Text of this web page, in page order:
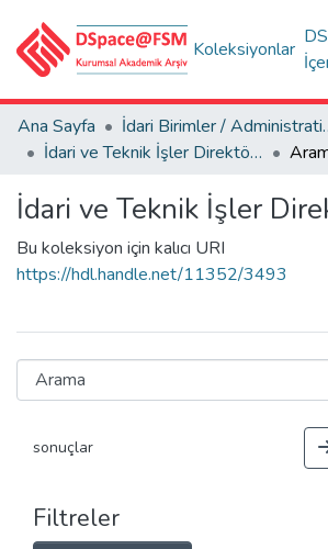
Koleksiyonlar
Ana Sayfa
İdari
İdari ve Teknik İşler Direktörlüğü
İdari ve Teknik İşler
Bu koleksiyon için kalıcı URI
https://hdl.handle.net/11352/3493
sonuçlar
Filtreler